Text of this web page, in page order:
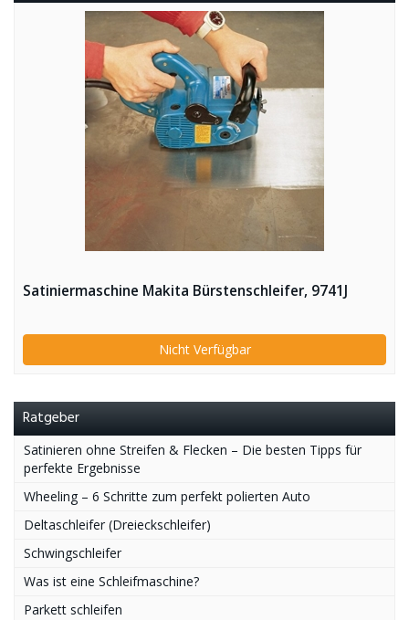
Satiniermaschine Makita Bürstenschleifer, 9741J
Nicht Verfügbar
Ratgeber
Satinieren ohne Streifen & Flecken – Die besten Tipps für
perfekte Ergebnisse
Wheeling – 6 Schritte zum perfekt polierten Auto
Deltaschleifer (Dreieckschleifer)
Schwingschleifer
Was ist eine Schleifmaschine?
Parkett schleifen